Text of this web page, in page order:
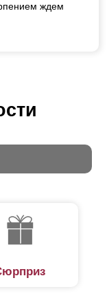
ждем